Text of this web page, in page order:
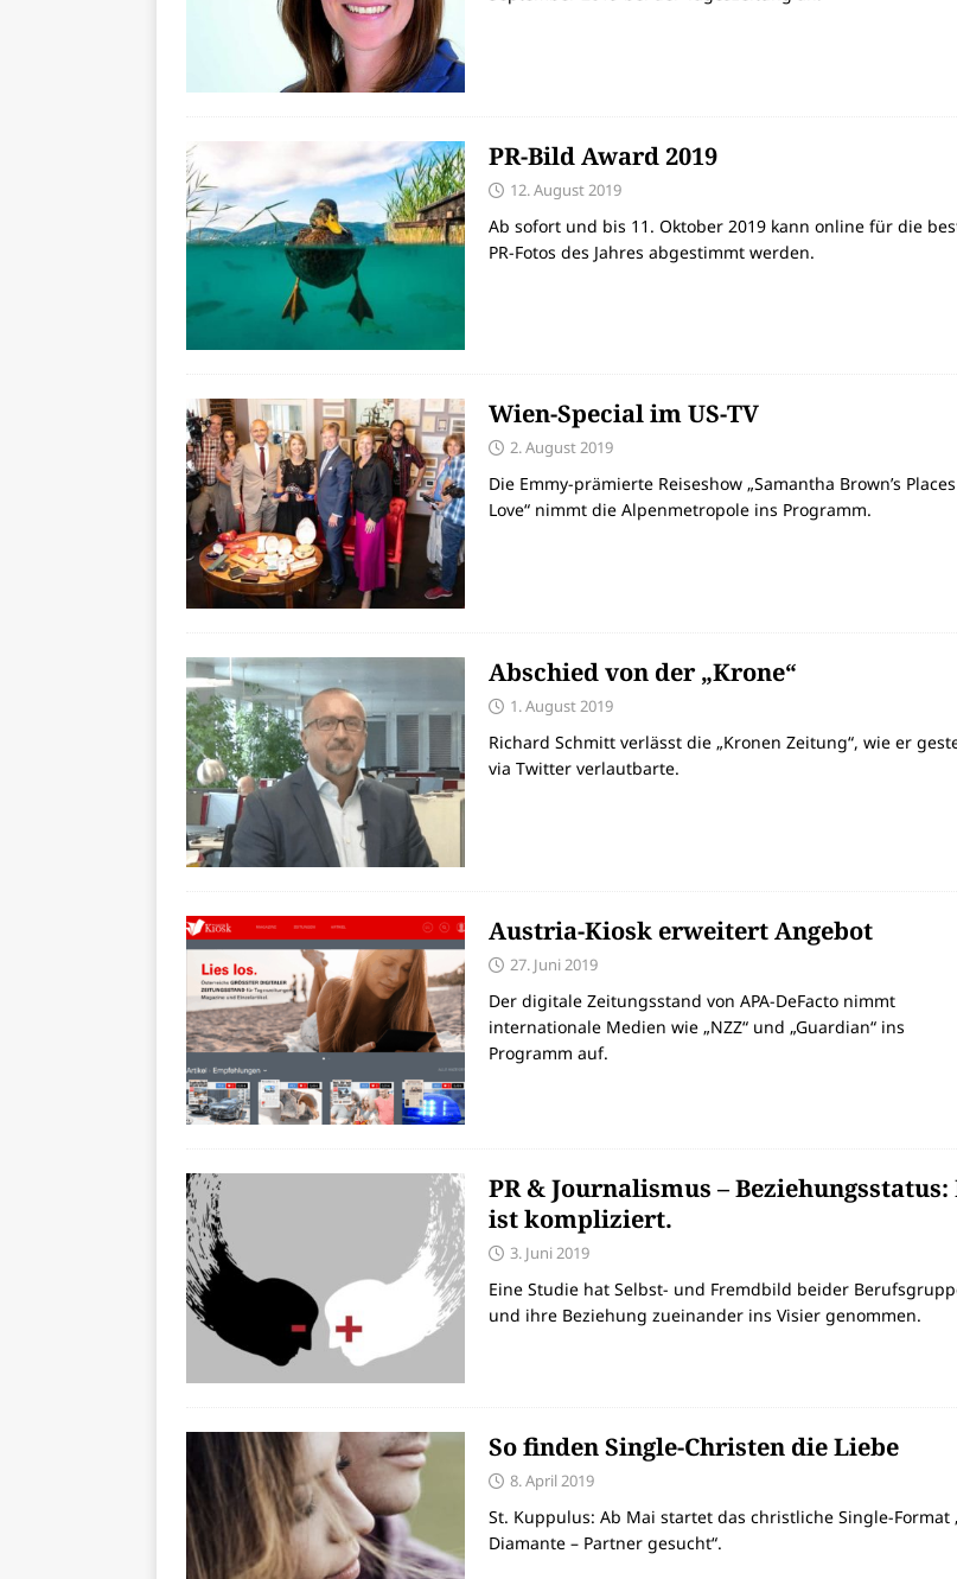
PR-Bild Award 2019
12. August 2019
Ab sofort und bis 11. Oktober 2019 kann online für die
PR-Fotos des Jahres abgestimmt werden.
Wien-Special im US-TV
2. August 2019
Die Emmy-prämierte Reiseshow „Samantha Brown’s
Love“ nimmt die Alpenmetropole ins Programm.
Abschied von der „Krone“
1. August 2019
Richard Schmitt verlässt die „Kronen Zeitung“, wie er
via Twitter verlautbarte.
Austria-Kiosk erweitert Angebot
27. Juni 2019
Der digitale Zeitungsstand von APA-DeFacto nimmt
internationale Medien wie „NZZ“ und „Guardian“ ins
Programm auf.
PR & Journalismus – Beziehungsstatus:
ist kompliziert.
3. Juni 2019
Eine Studie hat Selbst- und Fremdbild beider
und ihre Beziehung zueinander ins Visier genommen.
So finden Single-Christen die Liebe
8. April 2019
St. Kuppulus: Ab Mai startet das christliche Single-Format
Diamante – Partner gesucht“.